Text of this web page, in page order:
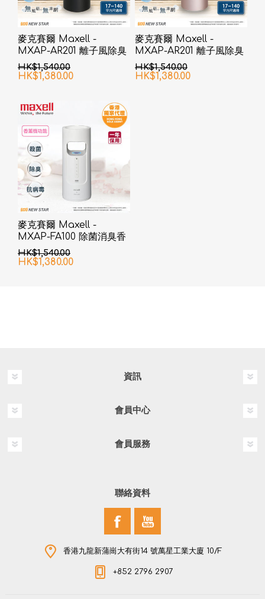
麥克賽爾 Maxell -
MXAP-AR201 離子風除臭
抗菌機 黑色
HK$1,540.00
HK$1,380.00
麥克賽爾 Maxell -
MXAP-AR201 離子風除臭
抗菌機 粉紅色
HK$1,540.00
HK$1,380.00
麥克賽爾 Maxell -
MXAP-FA100 除菌消臭香
薰機
HK$1,540.00
HK$1,380.00
資訊
會員中心
會員服務
聯絡資料
香港九龍新蒲崗大有街14 號萬星工業大廈 10/F
+852 2796 2907